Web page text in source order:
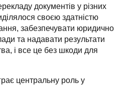
документів у різних
своєю здатністю
забезпечувати юридично
та надавати результати
і все це без шкоди для
центральну роль у